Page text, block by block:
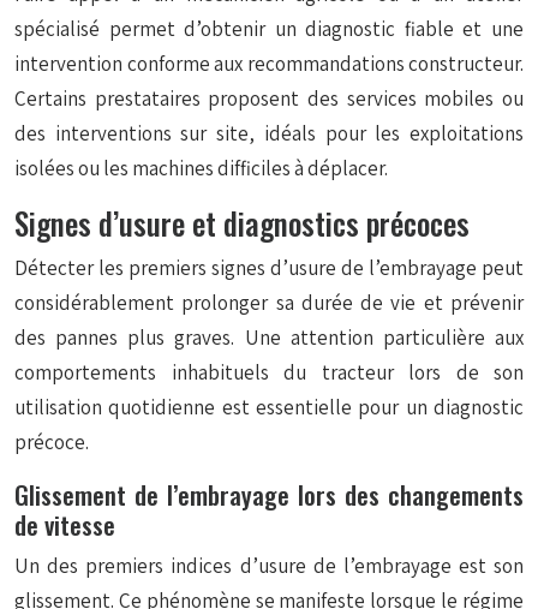
spécialisé permet d’obtenir un diagnostic fiable et une
intervention conforme aux recommandations constructeur.
Certains prestataires proposent des services mobiles ou
des interventions sur site, idéals pour les exploitations
isolées ou les machines difficiles à déplacer.
Signes d’usure et diagnostics précoces
Détecter les premiers signes d’usure de l’embrayage peut
considérablement prolonger sa durée de vie et prévenir
des pannes plus graves. Une attention particulière aux
comportements inhabituels du tracteur lors de son
utilisation quotidienne est essentielle pour un diagnostic
précoce.
Glissement de l’embrayage lors des changements
de vitesse
Un des premiers indices d’usure de l’embrayage est son
glissement. Ce phénomène se manifeste lorsque le régime